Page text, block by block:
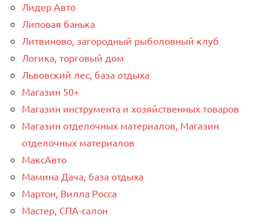
Лидер Авто
Липовая банька
Литвиново, загородный рыболовный клуб
Логика, торговый дом
Львовский лес, база отдыха
Магазин 50+
Магазин инструмента и хозяйственных товаров
Магазин отделочных материалов, Магазин
отделочных материалов
МаксАвто
Мамина Дача, база отдыха
Мартон, Вилла Росса
Мастер, СПА-салон